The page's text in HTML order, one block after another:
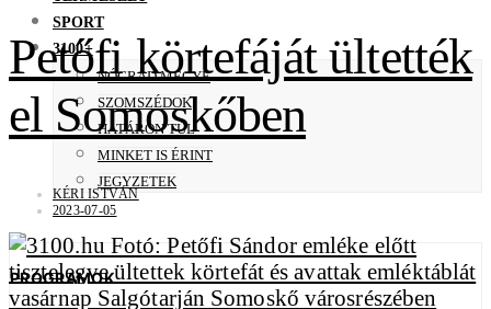
SPORT
3100+
NÓGRÁD MEGYE
SZOMSZÉDOK
HATÁRON TÚL
MINKET IS ÉRINT
JEGYZETEK
PROGRAMOK
Petőfi körtefáját ültették
el Somoskőben
KÉRI ISTVÁN
2023-07-05